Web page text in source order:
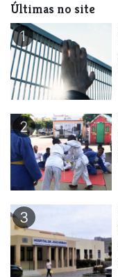
Últimas no site
1
2
3